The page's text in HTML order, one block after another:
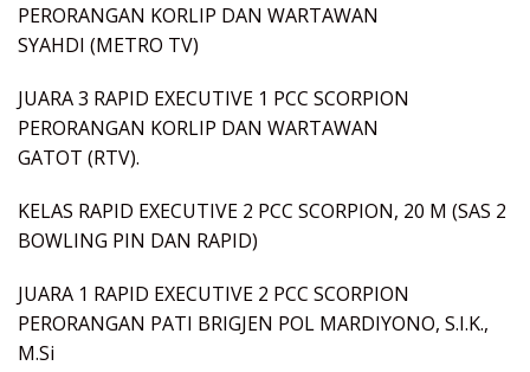
PERORANGAN KORLIP DAN WARTAWAN
SYAHDI (METRO TV)
JUARA 3 RAPID EXECUTIVE 1 PCC SCORPION
PERORANGAN KORLIP DAN WARTAWAN
GATOT (RTV).
KELAS RAPID EXECUTIVE 2 PCC SCORPION, 20 M (SAS 2
BOWLING PIN DAN RAPID)
JUARA 1 RAPID EXECUTIVE 2 PCC SCORPION
PERORANGAN PATI BRIGJEN POL MARDIYONO, S.I.K.,
M.Si